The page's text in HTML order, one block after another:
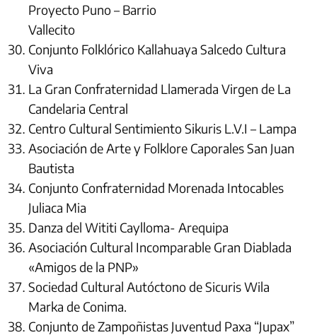
Proyecto Puno – Barrio
Vallecito
Conjunto Folklórico Kallahuaya Salcedo Cultura
Viva
La Gran Confraternidad Llamerada Virgen de La
Candelaria Central
Centro Cultural Sentimiento Sikuris L.V.I – Lampa
Asociación de Arte y Folklore Caporales San Juan
Bautista
Conjunto Confraternidad Morenada Intocables
Juliaca Mia
Danza del Wititi Caylloma- Arequipa
Asociación Cultural Incomparable Gran Diablada
«Amigos de la PNP»
Sociedad Cultural Autóctono de Sicuris Wila
Marka de Conima.
Conjunto de Zampoñistas Juventud Paxa “Jupax”